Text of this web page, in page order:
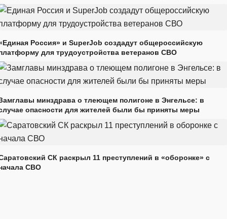
Россия» и SuperJob создадут общероссийскую
для трудоустройства ветеранов СВО
минздрава о тлеющем полигоне в Энгельсе: в
опасности для жителей были бы приняты меры
СК раскрыл 11 преступлений в «оборонке» с
СВО